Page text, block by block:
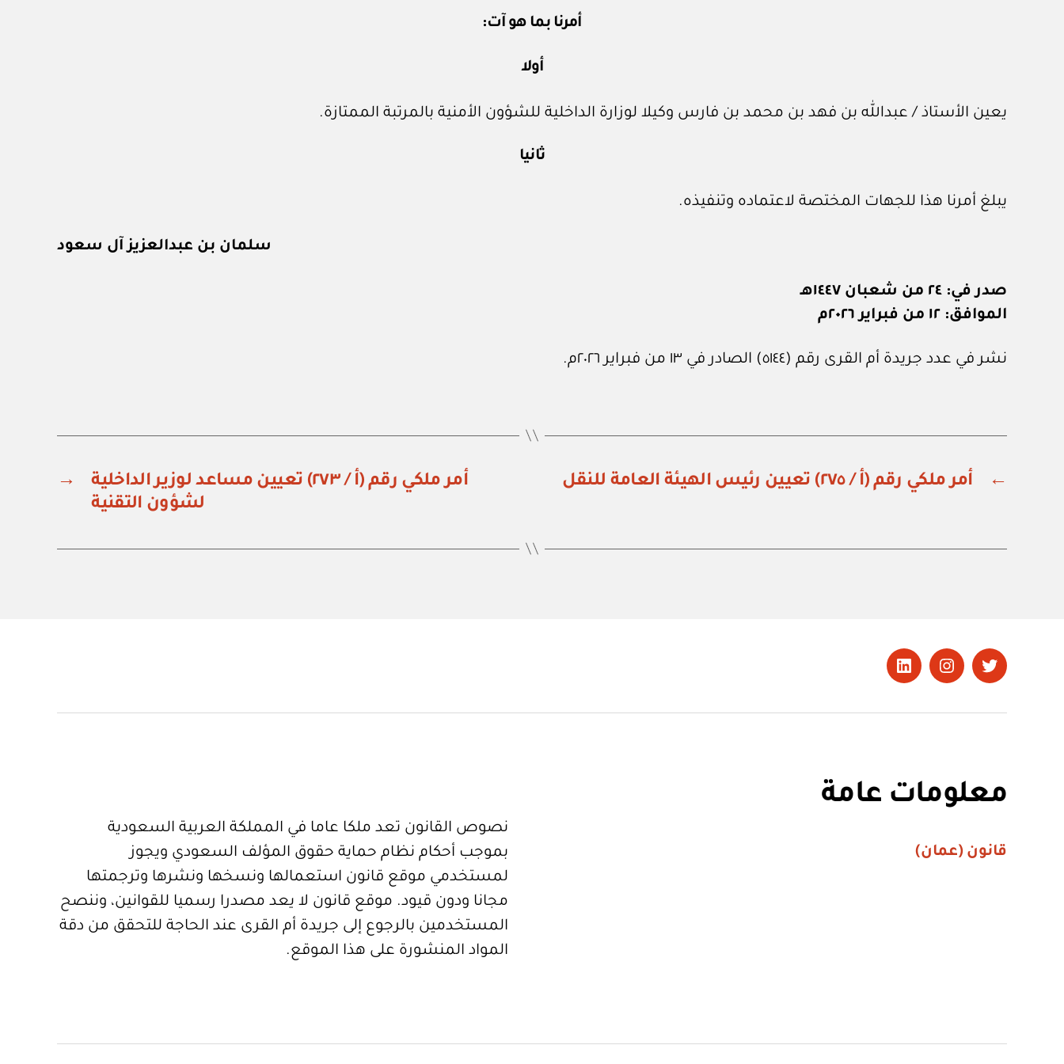
أمرنا بما هو آت:
أولا
يعين الأستاذ / عبدالله بن فهد بن محمد بن فارس وكيلا لوزارة الداخلية للشؤون الأمنية بالمرتبة الممتازة.
ثانيا
يبلغ أمرنا هذا للجهات المختصة لاعتماده وتنفيذه.
سلمان بن عبدالعزيز آل سعود
صدر في: ٢٤ من شعبان ١٤٤٧هـ
الموافق: ١٢ من فبراير ٢٠٢٦م
نشر في عدد جريدة أم القرى رقم (٥١٤٤) الصادر في ١٣ من فبراير ٢٠٢٦م.
← أمر ملكي رقم (أ / ٢٧٥) تعيين رئيس الهيئة العامة للنقل →
أمر ملكي رقم (أ / ٢٧٣) تعيين مساعد لوزير الداخلية
لشؤون التقنية
تويتر Instagram
LinkedIn
معلومات عامة
قانون (عمان)
نصوص القانون تعد ملكا عاما في المملكة العربية السعودية
بموجب أحكام نظام حماية حقوق المؤلف السعودي ويجوز
لمستخدمي موقع قانون استعمالها ونسخها ونشرها وترجمتها
مجانا ودون قيود. موقع قانون لا يعد مصدرا رسميا للقوانين، وننصح
المستخدمين بالرجوع إلى جريدة أم القرى عند الحاجة للتحقق من دقة
المواد المنشورة على هذا الموقع.